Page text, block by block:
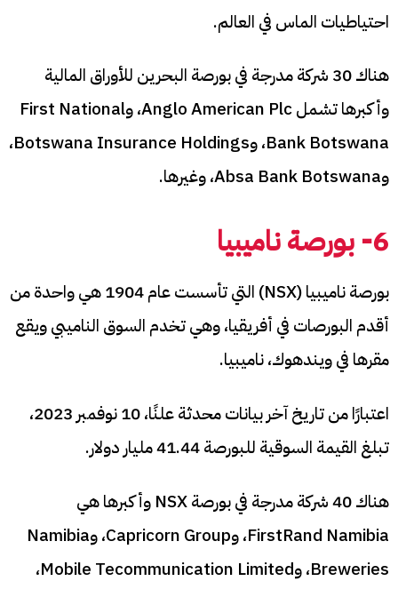
احتياطيات الماس في العالم.
هناك 30 شركة مدرجة في بورصة البحرين للأوراق المالية
وأكبرها تشمل Anglo American Plc، وFirst National
Bank Botswana، وBotswana Insurance Holdings،
وAbsa Bank Botswana، وغيرها.
6- بورصة ناميبيا
بورصة ناميبيا (NSX) التي تأسست عام 1904 هي واحدة من
أقدم البورصات في أفريقيا، وهي تخدم السوق الناميبي ويقع
مقرها في ويندهوك، ناميبيا.
اعتبارًا من تاريخ آخر بيانات محدثة علنًا، 10 نوفمبر 2023،
تبلغ القيمة السوقية للبورصة 41.44 مليار دولار.
هناك 40 شركة مدرجة في بورصة NSX وأكبرها هي
FirstRand Namibia، وCapricorn Group، وNamibia
Breweries، وMobile Tecommunication Limited،